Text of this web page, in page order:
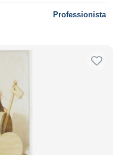
Professionista